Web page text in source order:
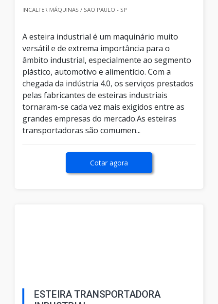
INCALFER MÁQUINAS / SAO PAULO - SP
A esteira industrial é um maquinário muito
versátil e de extrema importância para o
âmbito industrial, especialmente ao segmento
plástico, automotivo e alimentício. Com a
chegada da indústria 4.0, os serviços prestados
pelas fabricantes de esteiras industriais
tornaram-se cada vez mais exigidos entre as
grandes empresas do mercado.As esteiras
transportadoras são comumen...
Cotar agora
ESTEIRA TRANSPORTADORA